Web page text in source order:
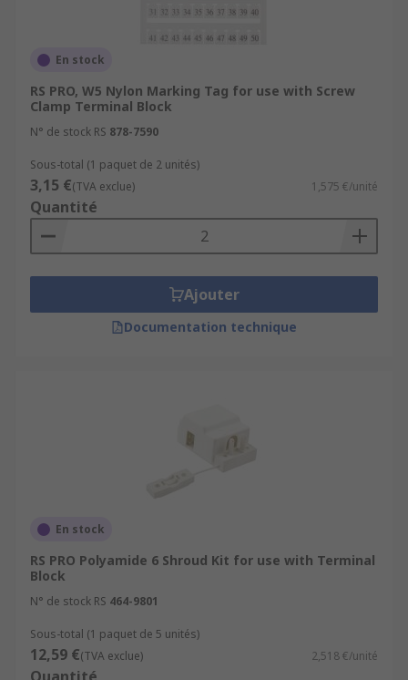
En stock
RS PRO, W5 Nylon Marking Tag for use with Screw
Clamp Terminal Block
N° de stock RS 878-7590
Sous-total (1 paquet de 2 unités)
3,15 €(TVA exclue) 1,575 €/unité
Quantité
Ajouter
Documentation technique
En stock
RS PRO Polyamide 6 Shroud Kit for use with Terminal
Block
N° de stock RS 464-9801
Sous-total (1 paquet de 5 unités)
12,59 €(TVA exclue) 2,518 €/unité